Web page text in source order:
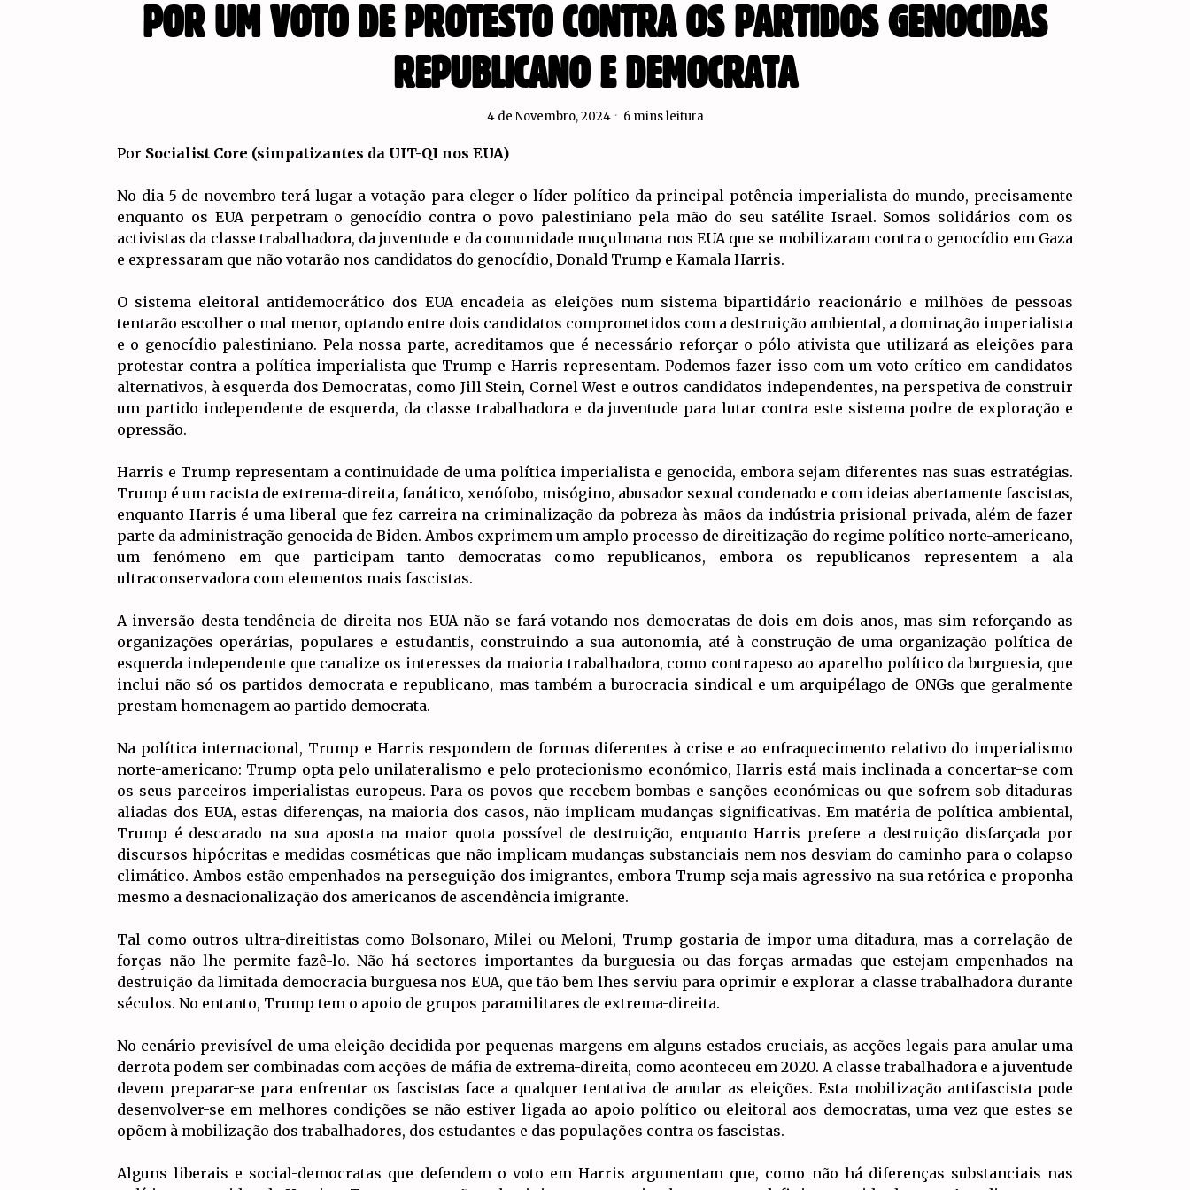
POR UM VOTO DE PROTESTO CONTRA OS PARTIDOS GENOCIDAS
REPUBLICANO E DEMOCRATA
4 de Novembro, 2024 6 mins leitura
Por Socialist Core (simpatizantes da UIT-QI nos EUA)
No dia 5 de novembro terá lugar a votação para eleger o líder político da principal potência imperialista do mundo, precisamente
enquanto os EUA perpetram o genocídio contra o povo palestiniano pela mão do seu satélite Israel. Somos solidários com os
activistas da classe trabalhadora, da juventude e da comunidade muçulmana nos EUA que se mobilizaram contra o genocídio em Gaza
e expressaram que não votarão nos candidatos do genocídio, Donald Trump e Kamala Harris.
O sistema eleitoral antidemocrático dos EUA encadeia as eleições num sistema bipartidário reacionário e milhões de pessoas
tentarão escolher o mal menor, optando entre dois candidatos comprometidos com a destruição ambiental, a dominação imperialista
e o genocídio palestiniano. Pela nossa parte, acreditamos que é necessário reforçar o pólo ativista que utilizará as eleições para
protestar contra a política imperialista que Trump e Harris representam. Podemos fazer isso com um voto crítico em candidatos
alternativos, à esquerda dos Democratas, como Jill Stein, Cornel West e outros candidatos independentes, na perspetiva de construir
um partido independente de esquerda, da classe trabalhadora e da juventude para lutar contra este sistema podre de exploração e
opressão.
Harris e Trump representam a continuidade de uma política imperialista e genocida, embora sejam diferentes nas suas estratégias.
Trump é um racista de extrema-direita, fanático, xenófobo, misógino, abusador sexual condenado e com ideias abertamente fascistas,
enquanto Harris é uma liberal que fez carreira na criminalização da pobreza às mãos da indústria prisional privada, além de fazer
parte da administração genocida de Biden. Ambos exprimem um amplo processo de direitização do regime político norte-americano,
um fenómeno em que participam tanto democratas como republicanos, embora os republicanos representem a ala
ultraconservadora com elementos mais fascistas.
A inversão desta tendência de direita nos EUA não se fará votando nos democratas de dois em dois anos, mas sim reforçando as
organizações operárias, populares e estudantis, construindo a sua autonomia, até à construção de uma organização política de
esquerda independente que canalize os interesses da maioria trabalhadora, como contrapeso ao aparelho político da burguesia, que
inclui não só os partidos democrata e republicano, mas também a burocracia sindical e um arquipélago de ONGs que geralmente
prestam homenagem ao partido democrata.
Na política internacional, Trump e Harris respondem de formas diferentes à crise e ao enfraquecimento relativo do imperialismo
norte-americano: Trump opta pelo unilateralismo e pelo protecionismo económico, Harris está mais inclinada a concertar-se com
os seus parceiros imperialistas europeus. Para os povos que recebem bombas e sanções económicas ou que sofrem sob ditaduras
aliadas dos EUA, estas diferenças, na maioria dos casos, não implicam mudanças significativas. Em matéria de política ambiental,
Trump é descarado na sua aposta na maior quota possível de destruição, enquanto Harris prefere a destruição disfarçada por
discursos hipócritas e medidas cosméticas que não implicam mudanças substanciais nem nos desviam do caminho para o colapso
climático. Ambos estão empenhados na perseguição dos imigrantes, embora Trump seja mais agressivo na sua retórica e proponha
mesmo a desnacionalização dos americanos de ascendência imigrante.
Tal como outros ultra-direitistas como Bolsonaro, Milei ou Meloni, Trump gostaria de impor uma ditadura, mas a correlação de
forças não lhe permite fazê-lo. Não há sectores importantes da burguesia ou das forças armadas que estejam empenhados na
destruição da limitada democracia burguesa nos EUA, que tão bem lhes serviu para oprimir e explorar a classe trabalhadora durante
séculos. No entanto, Trump tem o apoio de grupos paramilitares de extrema-direita.
No cenário previsível de uma eleição decidida por pequenas margens em alguns estados cruciais, as acções legais para anular uma
derrota podem ser combinadas com acções de máfia de extrema-direita, como aconteceu em 2020. A classe trabalhadora e a juventude
devem preparar-se para enfrentar os fascistas face a qualquer tentativa de anular as eleições. Esta mobilização antifascista pode
desenvolver-se em melhores condições se não estiver ligada ao apoio político ou eleitoral aos democratas, uma vez que estes se
opõem à mobilização dos trabalhadores, dos estudantes e das populações contra os fascistas.
Alguns liberais e social-democratas que defendem o voto em Harris argumentam que, como não há diferenças substanciais nas